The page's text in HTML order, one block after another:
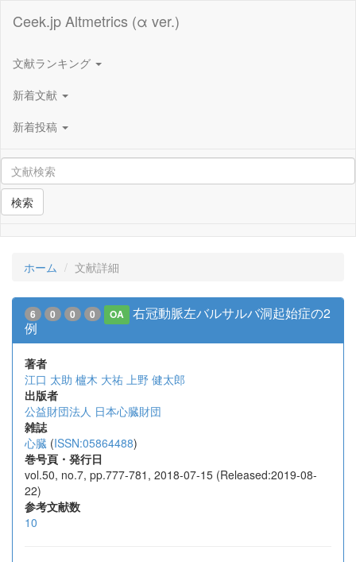
Ceek.jp Altmetrics (α ver.)
文献ランキング
新着文献
新着投稿
検索
ホーム 文献詳細
6 0 0 0 OA
右冠動脈左バルサルバ洞起始症の2
例
著者
江口 太助 櫨木 大祐 上野 健太郎
出版者
公益財団法人 日本心臓財団
雑誌
心臓 (ISSN:05864488)
巻号頁・発行日
vol.50, no.7, pp.777-781, 2018-07-15 (Released:2019-08-
22)
参考文献数
10